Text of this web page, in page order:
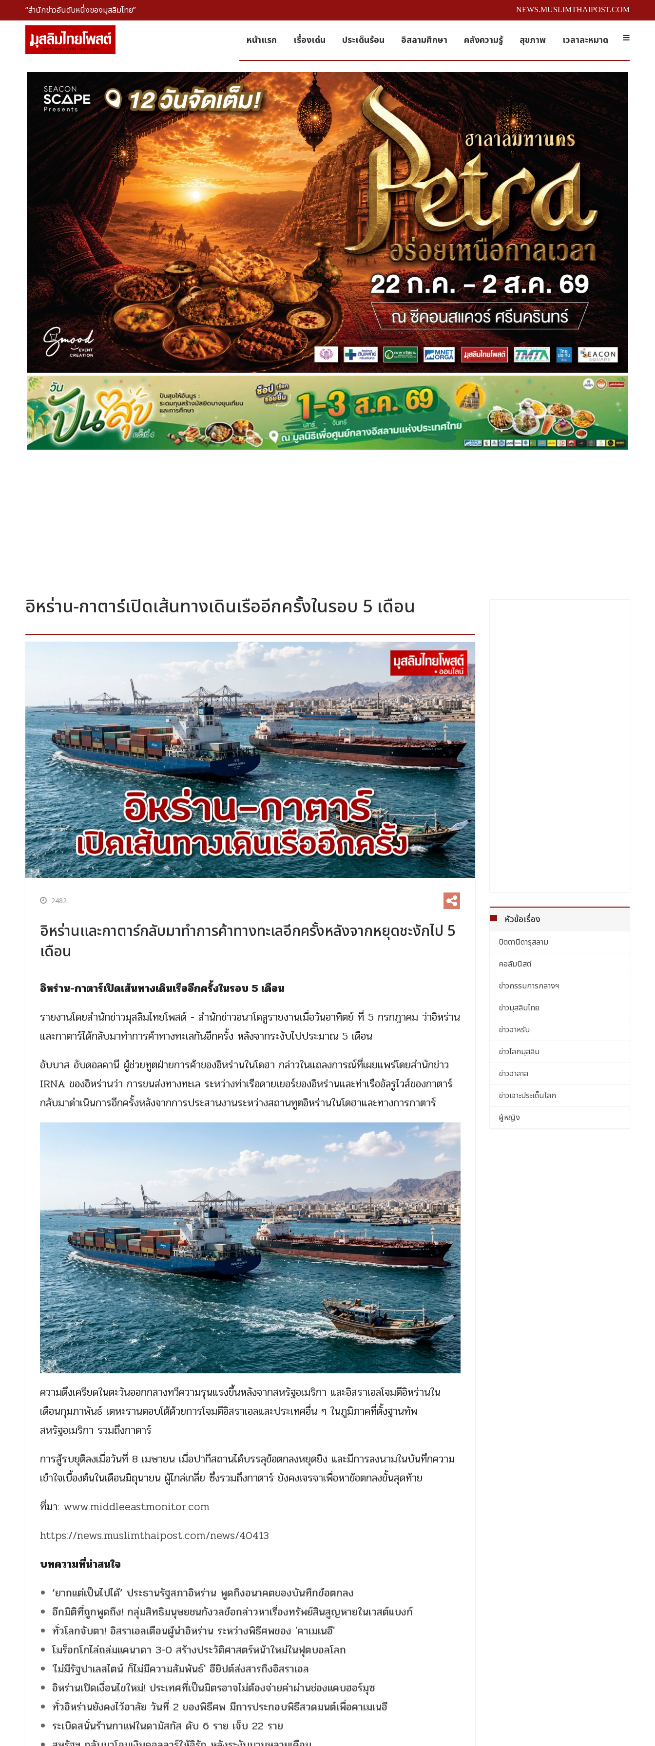
“สำนักข่าวอันดับหนึ่งของมุสลิมไทย” NEWS.MUSLIMTHAIPOST.COM
หน้าแรก เรื่องเด่น ประเด็นร้อน อิสลามศึกษา คลังความรู้ สุขภาพ เวลาละหมาด
อิหร่าน-กาตาร์เปิดเส้นทางเดินเรืออีกครั้งในรอบ 5 เดือน
2482
อิหร่านและกาตาร์กลับมาทำการค้าทางทะเลอีกครั้งหลังจากหยุดชะงักไป 5
เดือน
อิหร่าน-กาตาร์เปิดเส้นทางเดินเรืออีกครั้งในรอบ 5 เดือน
รายงานโดยสำนักข่าวมุสลิมไทยโพสต์ - สำนักข่าวอนาโดลูรายงานเมื่อวันอาทิตย์ ที่ 5 กรกฎาคม ว่าอิหร่าน
และกาตาร์ได้กลับมาทำการค้าทางทะเลกันอีกครั้ง หลังจากระงับไปประมาณ 5 เดือน
อับบาส อับดอลคานี ผู้ช่วยทูตฝ่ายการค้าของอิหร่านในโดฮา กล่าวในแถลงการณ์ที่เผยแพร่โดยสำนักข่าว
IRNA ของอิหร่านว่า การขนส่งทางทะเล ระหว่างท่าเรือดายเยอร์ของอิหร่านและท่าเรืออัลรูไวส์ของกาตาร์
กลับมาดำเนินการอีกครั้งหลังจากการประสานงานระหว่างสถานทูตอิหร่านในโดฮาและทางการกาตาร์
ความตึงเครียดในตะวันออกกลางทวีความรุนแรงขึ้นหลังจากสหรัฐอเมริกา และอิสราเอลโจมตีอิหร่านใน
เดือนกุมภาพันธ์ เตหะรานตอบโต้ด้วยการโจมตีอิสราเอลและประเทศอื่น ๆ ในภูมิภาคที่ตั้งฐานทัพ
สหรัฐอเมริกา รวมถึงกาตาร์
การสู้รบยุติลงเมื่อวันที่ 8 เมษายน เมื่อปากีสถานได้บรรลุข้อตกลงหยุดยิง และมีการลงนามในบันทึกความ
เข้าใจเบื้องต้นในเดือนมิถุนายน ผู้ไกล่เกลี่ย ซึ่งรวมถึงกาตาร์ ยังคงเจรจาเพื่อหาข้อตกลงขั้นสุดท้าย
ที่มา: www.middleeastmonitor.com
https://news.muslimthaipost.com/news/40413
บทความที่น่าสนใจ
‘ยากแต่เป็นไปได้’ ประธานรัฐสภาอิหร่าน พูดถึงอนาคตของบันทึกข้อตกลง
อีกมิติที่ถูกพูดถึง! กลุ่มสิทธิมนุษยชนกังวลข้อกล่าวหาเรื่องทรัพย์สินสูญหายในเวสต์แบงก์
ทั่วโลกจับตา! อิสราเอลเตือนผู้นำอิหร่าน ระหว่างพิธีศพของ 'คาเมเนอี'
โมร็อกโกไล่ถล่มแคนาดา 3-0 สร้างประวัติศาสตร์หน้าใหม่ในฟุตบอลโลก
'ไม่มีรัฐปาเลสไตน์ ก็ไม่มีความสัมพันธ์' อียิปต์ส่งสารถึงอิสราเอล
อิหร่านเปิดเงื่อนไขใหม่! ประเทศที่เป็นมิตรอาจไม่ต้องจ่ายค่าผ่านช่องแคบฮอร์มุซ
ทั่วอิหร่านยังคงไว้อาลัย วันที่ 2 ของพิธีศพ มีการประกอบพิธีสวดมนต์เพื่อคาเมเนอี
ระเบิดสนั่นร้านกาแฟในดามัสกัส ดับ 6 ราย เจ็บ 22 ราย
หัวข้อเรื่อง
ปัตตานีดารุสลาม
คอลัมนิสต์
ข่าวกรรมการกลางฯ
ข่าวมุสลิมไทย
ข่าวอาหรับ
ข่าวโลกมุสลิม
ข่าวฮาลาล
ข่าวเจาะประเด็นโลก
ผู้หญิง